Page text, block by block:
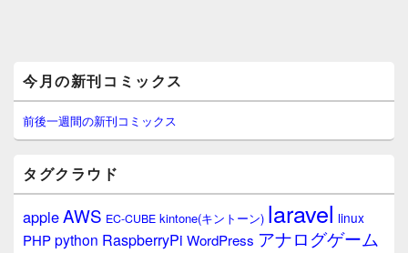
イ
ン
サ
イ
ウ
ィ
ジ
ェ
今月の新刊コミックス
前後一週間の新刊コミックス
タグクラウド
appleAWS EC-CUBE kintone(キントーン) laravel linux
PHPpython RaspberryPi WordPress アナログゲーム